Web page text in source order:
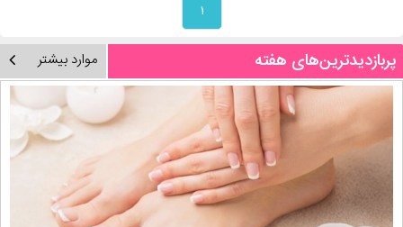
۱
پربازدیدترین‌های هفته موارد بیشتر